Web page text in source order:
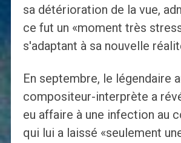
sa détérioration de la vue,
ce fut un «moment très
s'adaptant à sa nouvelle
En septembre, le légendaire
compositeur-interprète a
eu affaire à une infection au
qui lui a laissé «seulement